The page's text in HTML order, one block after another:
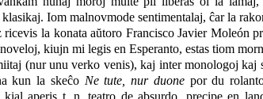
Iom malnovmode sentimentalaj, ĉar la
la konata aŭtoro Francisco Javier Moleón
kiujn mi legis en Esperanto, estas tiom
(nur unu verko venis), kaj inter monologoj kaj
kun la skeĉo Ne tute, nur duonepor du
aperis t. n. teatro de absurdo, precipe en